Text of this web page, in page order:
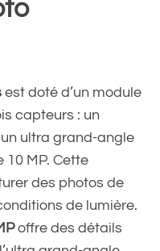
est doté d’un module
capteurs : un
ultra grand-angle
10 MP. Cette
des photos de
de lumière.
offre des détails